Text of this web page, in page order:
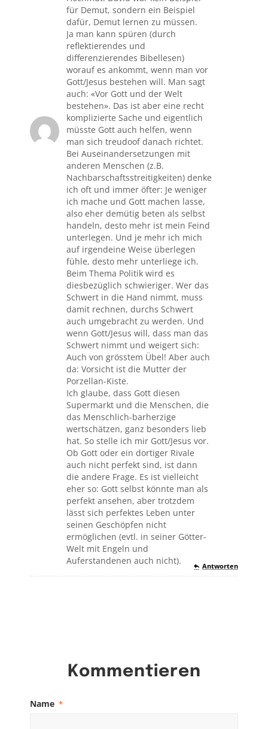
für Demut, sondern ein Beispiel
dafür, Demut lernen zu müssen.
Ja man kann spüren (durch
reflektierendes und
differenzierendes Bibellesen)
worauf es ankommt, wenn man vor
Gott/Jesus bestehen will. Man sagt
auch: «Vor Gott und der Welt
bestehen». Das ist aber eine recht
komplizierte Sache und eigentlich
müsste Gott auch helfen, wenn
man sich treudoof danach richtet.
Bei Auseinandersetzungen mit
anderen Menschen (z.B.
Nachbarschaftsstreitigkeiten) denke
ich oft und immer öfter: Je weniger
ich mache und Gott machen lasse,
also eher demütig beten als selbst
handeln, desto mehr ist mein Feind
unterlegen. Und je mehr ich mich
auf irgendeine Weise überlegen
fühle, desto mehr unterliege ich.
Beim Thema Politik wird es
diesbezüglich schwieriger. Wer das
Schwert in die Hand nimmt, muss
damit rechnen, durchs Schwert
auch umgebracht zu werden. Und
wenn Gott/Jesus will, dass man das
Schwert nimmt und weigert sich:
Auch von grösstem Übel! Aber auch
da: Vorsicht ist die Mutter der
Porzellan-Kiste.
Ich glaube, dass Gott diesen
Supermarkt und die Menschen, die
das Menschlich-barherzige
wertschätzen, ganz besonders lieb
hat. So stelle ich mir Gott/Jesus vor.
Ob Gott oder ein dortiger Rivale
auch nicht perfekt sind, ist dann
die andere Frage. Es ist vielleicht
eher so: Gott selbst könnte man als
perfekt ansehen, aber trotzdem
lässt sich perfektes Leben unter
seinen Geschöpfen nicht
ermöglichen (evtl. in seiner Götter-
Welt mit Engeln und
Auferstandenen auch nicht).
Antworten
Kommentieren
Name *